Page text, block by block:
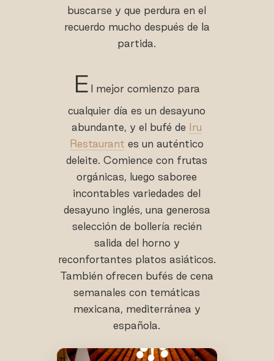
buscarse y que perdura en el
recuerdo mucho después de la
partida.
E l mejor comienzo para
cualquier día es un desayuno
abundante, y el bufé de Iru
Restaurant es un auténtico
deleite. Comience con frutas
orgánicas, luego saboree
incontables variedades del
desayuno inglés, una generosa
selección de bollería recién
salida del horno y
reconfortantes platos asiáticos.
También ofrecen bufés de cena
semanales con temáticas
mexicana, mediterránea y
española.